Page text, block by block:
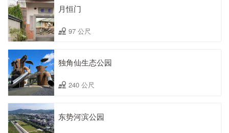
月恒门
97 公尺
独角仙生态公园
240 公尺
东势河滨公园